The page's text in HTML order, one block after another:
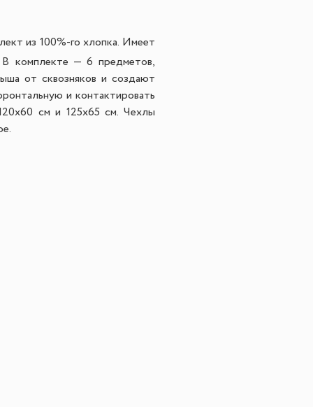
из 100%-го хлопка. Имеет
В комплекте — 6 предметов,
от сквозняков и создают
и контактировать
см и 125x65 см. Чехлы